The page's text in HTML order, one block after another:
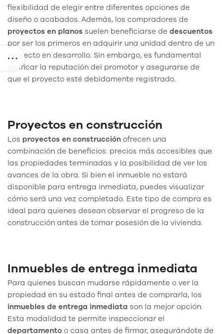
flexibilidad de elegir entre diferentes opciones de
diseño o acabados. Además, los compradores de
proyectos en planos suelen beneficiarse de descuentos
por ser los primeros en adquirir una unidad dentro de un
proyecto en desarrollo. Sin embargo, es fundamental
verificar la reputación del promotor y asegurarse de
que el proyecto esté debidamente registrado.
Proyectos en construcción
Los proyectos en construcción ofrecen una
combinación de beneficios: precios más accesibles que
las propiedades terminadas y la posibilidad de ver los
avances de la obra. Si bien el inmueble no estará
disponible para entrega inmediata, puedes visualizar
cómo será una vez completado. Este tipo de compra es
ideal para quienes desean observar el progreso de la
construcción antes de tomar posesión de la vivienda.
Inmuebles de entrega inmediata
Para quienes buscan mudarse rápidamente o ver la
propiedad en su estado final antes de comprarla, los
inmuebles de entrega inmediata son la mejor opción.
Esta modalidad te permite inspeccionar el
departamento o casa antes de firmar, asegurándote de